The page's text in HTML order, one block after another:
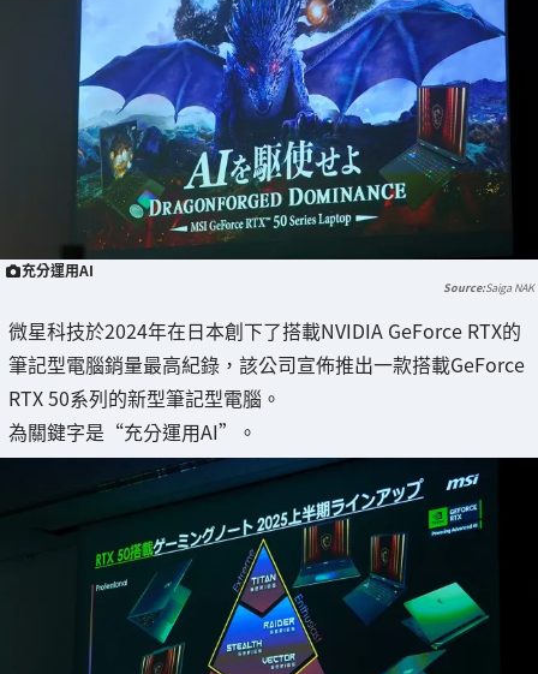
充分運用AI
Saiga NAK
微星科技於2024年在日本創下了搭載NVIDIA GeForce RTX的
筆記型電腦銷量最高紀錄，該公司宣佈推出一款搭載GeForce
RTX 50系列的新型筆記型電腦。
為關鍵字是“充分運用AI”。